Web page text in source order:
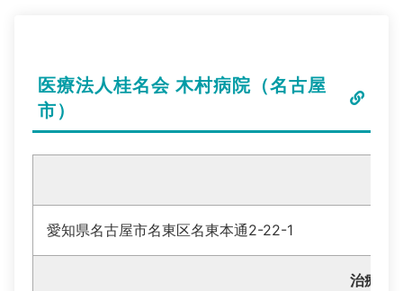
医療法人桂名会 木村病院（名古屋
市）
愛知県名古屋市名東区名東本通2-22-1
治療・